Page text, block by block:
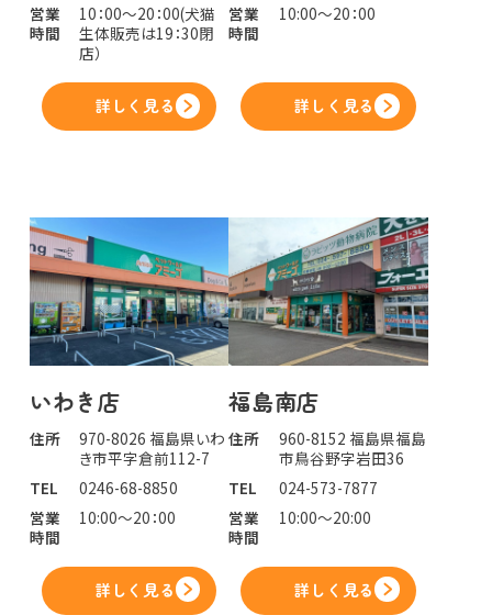
営業
時間
10：00～20：00(犬猫
生体販売は19：30閉
店）
詳しく見る
営業
時間
10:00～20：00
詳しく見る
いわき店
住所
970-8026 福島県いわ
き市平字倉前112-7
TEL
0246-68-8850
営業
時間
10:00～20：00
詳しく見る
福島南店
住所
960-8152 福島県福島
市鳥谷野字岩田36
TEL
024-573-7877
営業
時間
10:00～20:00
詳しく見る